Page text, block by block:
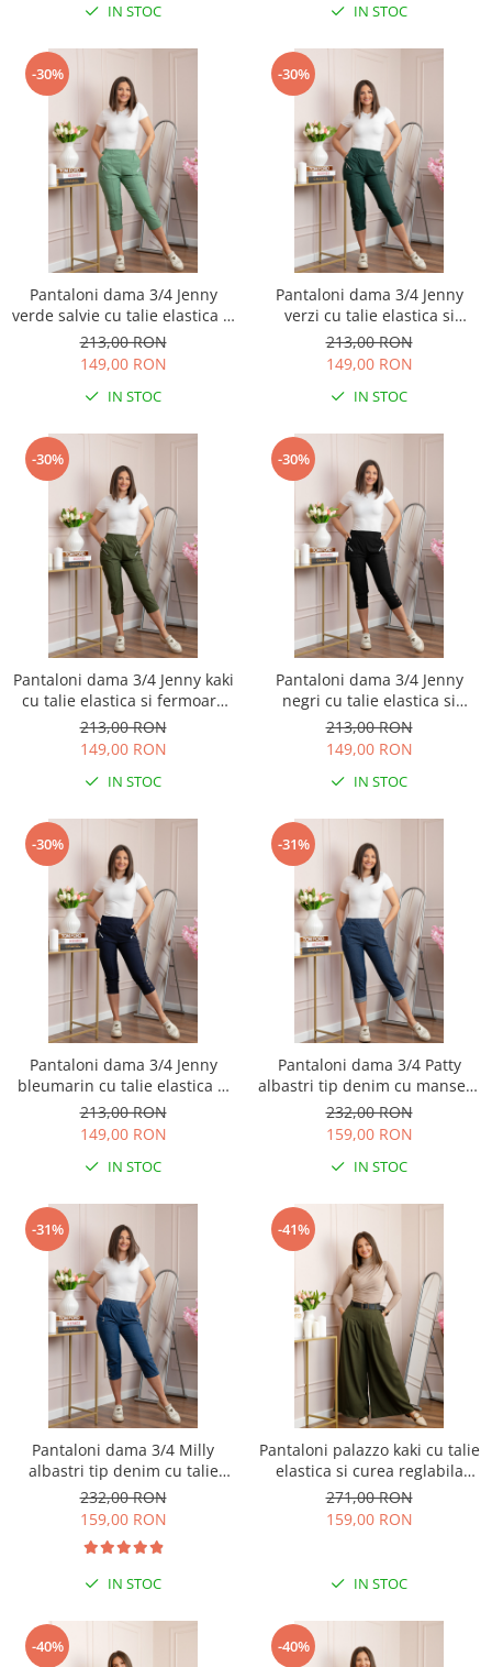
IN STOC IN STOC
-30%
Pantaloni dama 3/4 Jenny
verde salvie cu talie elastica si
fermoare decorative
213,00 RON
149,00 RON
IN STOC
-30%
Pantaloni dama 3/4 Jenny
verzi cu talie elastica si
fermoare decorative
213,00 RON
149,00 RON
IN STOC
-30%
Pantaloni dama 3/4 Jenny kaki
cu talie elastica si fermoare
decorative
213,00 RON
149,00 RON
IN STOC
-30%
Pantaloni dama 3/4 Jenny
negri cu talie elastica si
fermoare decorative
213,00 RON
149,00 RON
IN STOC
-30%
Pantaloni dama 3/4 Jenny
bleumarin cu talie elastica si
fermoare decorative
213,00 RON
149,00 RON
IN STOC
-31%
Pantaloni dama 3/4 Patty
albastri tip denim cu manseta
reglabila si talie elastica
232,00 RON
159,00 RON
IN STOC
-31%
Pantaloni dama 3/4 Milly
albastri tip denim cu talie
elastica si buzunare
232,00 RON
159,00 RON
IN STOC
-41%
Pantaloni palazzo kaki cu talie
elastica si curea reglabila
Savannah
271,00 RON
159,00 RON
IN STOC
-40% -40%